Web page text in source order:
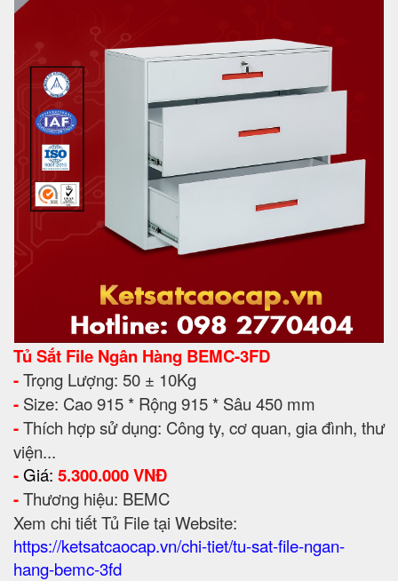
Tủ Sắt File Ngân Hàng BEMC-3FD
-Trọng Lượng: 50 ± 10Kg
- Size: Cao 915 * Rộng 915 * Sâu 450 mm
-Thích hợp sử dụng: Công ty, cơ quan, gia đình, thư
viện...
-Giá: 5.300.000 VNĐ
-Thương hiệu: BEMC
Xem chi tiết Tủ File tại Website:
https://ketsatcaocap.vn/chi-tiet/tu-sat-file-ngan-
hang-bemc-3fd